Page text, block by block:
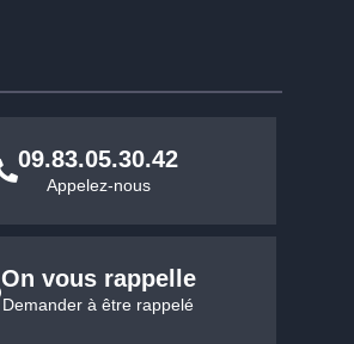
09.83.05.30.42
Appelez-nous
On vous rappelle
Demander à être rappelé